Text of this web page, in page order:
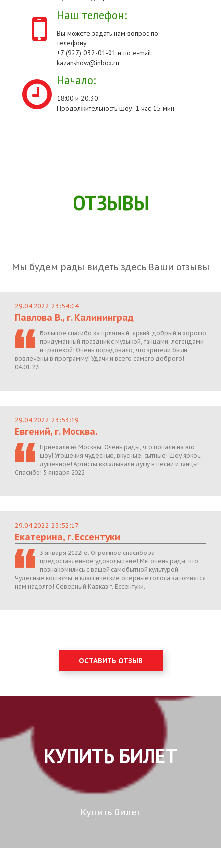
Наш телефон:
Вы можете задать нам вопрос по
телефону
+7 (927) 032-01-01 и по e-mail:
kazanshow@inbox.ru
Начало:
18:00 и 20.30
Продолжительность шоу: 1 час 15 мин.
ОТЗЫВЫ
Мы будем рады видеть здесь Ваши отзывы
29.04.2022 23:54:04
Павлова В., г. Калининград
Большое спасибо за приятный, яркий, добрый и хорошо
придуманный праздник с музыкой, танцами, легендами
и трапезой! Очень порадовало, что зрители были
вовлечены в программу! Удачи и всего самого доброго!
04.01.22г
29.04.2022 23:53:19
Евгений, г. Москва.
Приехали из Москвы. Очень рады, что попали на это
шоу! Угощения чудесные, вкусные, сытные! Шоу яркое,
душевное! Артисты вкладывали душу в песни и танцы!
Спасибо! 5 января 2022
29.04.2022 23:52:17
Екатерина, г. Ессентуки
3 января 2022го. Огромное спасибо за
предоставленное удовольствие! Мы очень рады, что
познакомились с вашей самобытной культурой.
Чудесные костюмы, и классические оперные голоса запомнятся
нам надолго! Северный Кавказ г. Ессентуки.
ОСТАВИТЬ ОТЗЫВ
КУПИТЬ БИЛЕТ
Купить билет